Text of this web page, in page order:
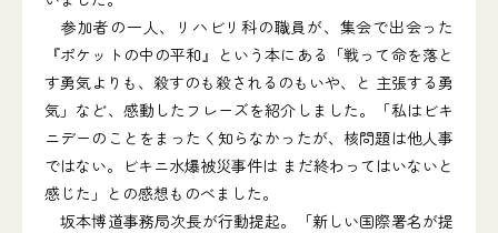
参加者の一人、リハビリ科の職員が、集会で出会った
『ポケットの中の平和』という本にある「戦って命を落と
す勇気よりも、殺すのも殺されるのもいや、と 主張する勇
気」など、感動したフレーズを紹介しました。「私はビキ
ニデーのことをまったく知らなかったが、核問題は他人事
ではない。ビキニ水爆被災事件は まだ終わってはいないと
感じた」との感想ものべました。
坂本博道事務局次長が行動提起。「新しい国際署名が提